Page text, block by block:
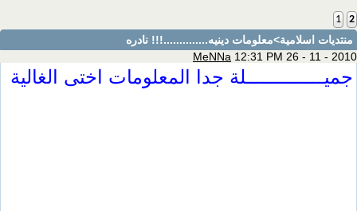
1 2
منتديات اسلامية>معلومات دينيه..............!!! نادره
MeNNa 12:31 PM 26 - 11 - 2010
جميــــــــــــــلة جدا المعلومات اختى الغالية